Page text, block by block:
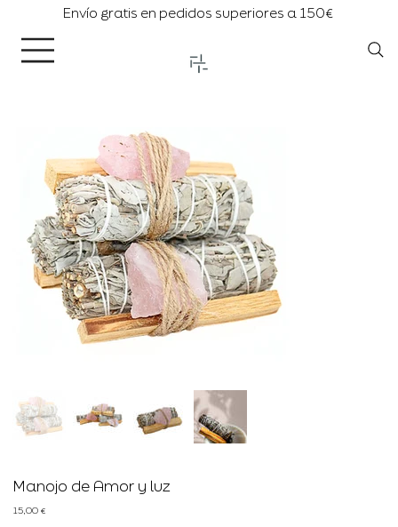
Envío gratis en pedidos superiores a 150€
Manojo de Amor y luz
Precio
15,00 €